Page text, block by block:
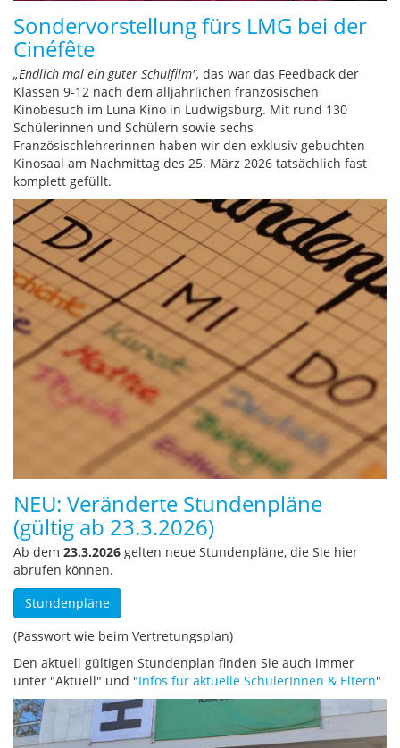
Sondervorstellung fürs LMG bei der
Cinéfête
„Endlich mal ein guter Schulfilm", das war das Feedback der
Klassen 9-12 nach dem alljährlichen französischen
Kinobesuch im Luna Kino in Ludwigsburg. Mit rund 130
Schülerinnen und Schülern sowie sechs
Französischlehrerinnen haben wir den exklusiv gebuchten
Kinosaal am Nachmittag des 25. März 2026 tatsächlich fast
komplett gefüllt.
NEU: Veränderte Stundenpläne
(gültig ab 23.3.2026)
Ab dem 23.3.2026 gelten neue Stundenpläne, die Sie hier
abrufen können.
Stundenpläne
(Passwort wie beim Vertretungsplan)
Den aktuell gültigen Stundenplan finden Sie auch immer
unter "Aktuell" und "Infos für aktuelle SchülerInnen & Eltern"